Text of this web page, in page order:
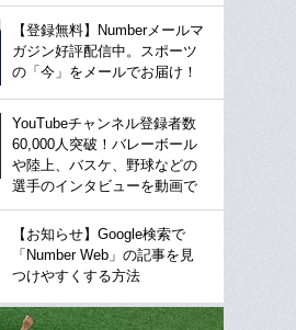
【登録無料】Numberメールマ
ガジン好評配信中。スポーツ
の「今」をメールでお届け！
YouTubeチャンネル登録者数
60,000人突破！バレーボール
や陸上、バスケ、野球などの
選手のインタビューを動画で
【お知らせ】Google検索で
「Number Web」の記事を見
つけやすくする方法